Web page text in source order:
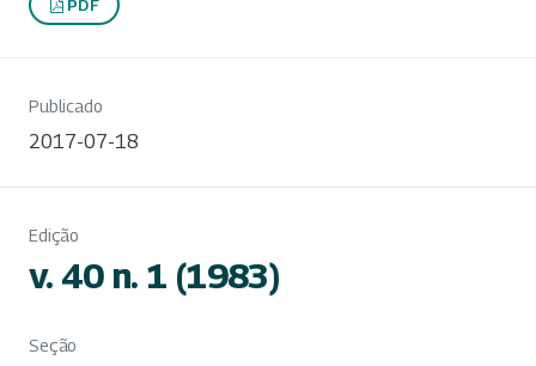
PDF
Publicado
2017-07-18
Edição
v. 40 n. 1 (1983)
Seção